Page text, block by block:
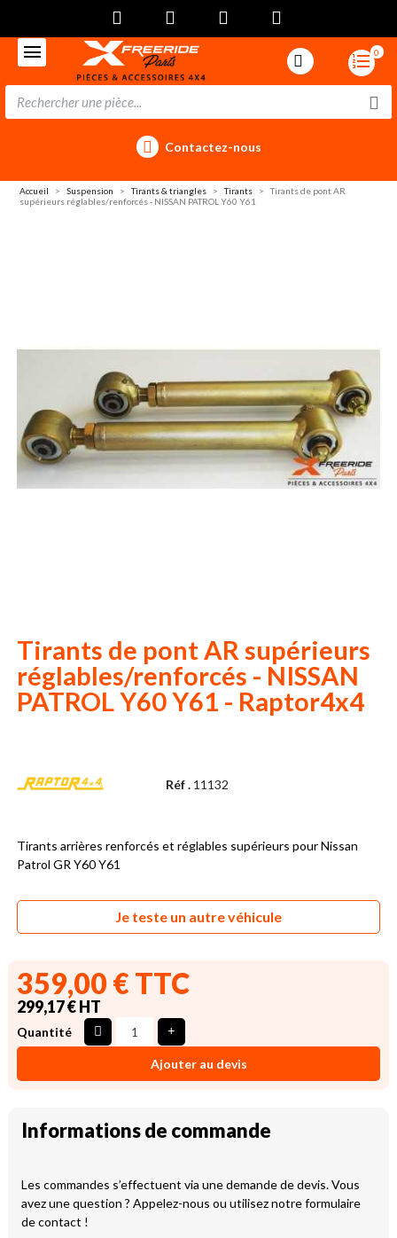
0
Contactez-nous
Accueil Suspension Tirants & triangles Tirants
Tirants de pont AR
supérieurs réglables/renforcés - NISSAN PATROL Y60 Y61
Tirants de pont AR supérieurs
réglables/renforcés - NISSAN
PATROL Y60 Y61 - Raptor4x4
Réf . 11132
Tirants arrières renforcés et réglables supérieurs pour Nissan
Patrol GR Y60 Y61
Je teste un autre véhicule
359,00 € TTC
299,17 € HT
Quantité
Ajouter au devis
Informations de commande
Les commandes s’effectuent via une demande de devis. Vous
avez une question ? Appelez-nous ou utilisez notre formulaire
de contact !